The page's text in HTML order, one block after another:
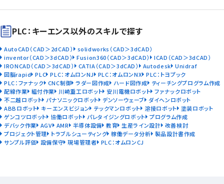
PLC：キーエンス以外のスキルで探す
AutoCAD（CAD＞2dCAD）
solidworks（CAD＞3dCAD）
inventor（CAD＞3dCAD） Fusion360（CAD＞3dCAD）
ICAD（CAD＞3dCAD）
IRONCAD（CAD＞3dCAD）
CATIA（CAD＞3dCAD） Autodesk Unidraf
図脳rapid PLC PLC：オムロンNJ PLC：オムロンNX PLC：トヨプック
PLC：ファナック CNC制御 ラダー図作成 ハード図作成
ティーチングプログラム作成
配線作業 組付作業 川崎重工ロボット 安川電機ロボット ファナックロボット
不二越ロボット パナソニックロボット デンソーウェーブ ダイヘンロボット
ABBロボット キーエンスビジョン テックマンロボット 溶接ロボット 塗装ロボット
ゲンコツロボット 協働ロボット パレタイジングロボット プログラム作成
デバック作業 AGV AMR 半導体設備 教育 生産ライン設計 改善検討
プロジェクト管理 トラブルシューティング 稼働データ分析 製品設計書作成
サンプル評価 設備保守 現場管理者 PLC：オムロンCJ